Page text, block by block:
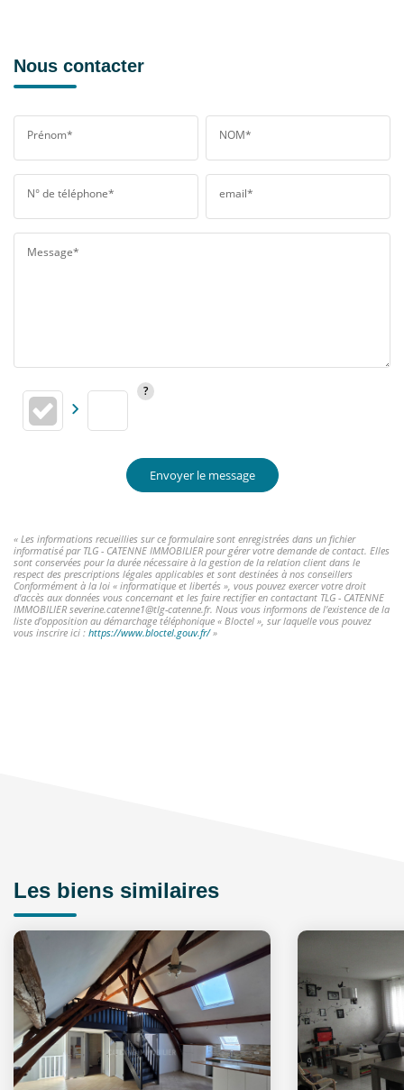
Nous contacter
Prénom* NOM*
N° de téléphone* email*
Message*
Envoyer le message
« Les informations recueillies sur ce formulaire sont enregistrées dans un fichier
informatisé par TLG - CATENNE IMMOBILIER pour gérer votre demande de contact. Elles
sont conservées pour la durée nécessaire à la gestion de la relation client dans le
respect des prescriptions légales applicables et sont destinées à nos conseillers
Conformément à la loi « informatique et libertés », vous pouvez exercer votre droit
d'accès aux données vous concernant et les faire rectifier en contactant TLG - CATENNE
IMMOBILIER severine.catenne1@tlg-catenne.fr. Nous vous informons de l'existence de la
liste d'opposition au démarchage téléphonique « Bloctel », sur laquelle vous pouvez
vous inscrire ici : https://www.bloctel.gouv.fr/»
Les biens similaires